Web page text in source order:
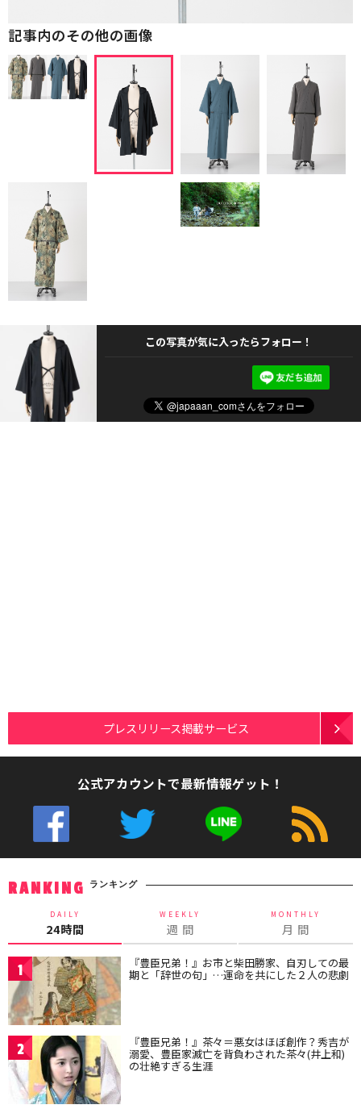
記事内のその他の画像
この写真が気に入ったらフォロー！
プレスリリース掲載サービス
公式アカウントで最新情報ゲット！
RANKING ランキング
DAILY
24時間
WEEKLY
週 間
MONTHLY
月 間
1 『豊臣兄弟！』お市と柴田勝家、自刃しての最
期と「辞世の句」…運命を共にした２人の悲劇
2 『豊臣兄弟！』茶々＝悪女はほぼ創作？秀吉が
溺愛、豊臣家滅亡を背負わされた茶々(井上和)
の壮絶すぎる生涯